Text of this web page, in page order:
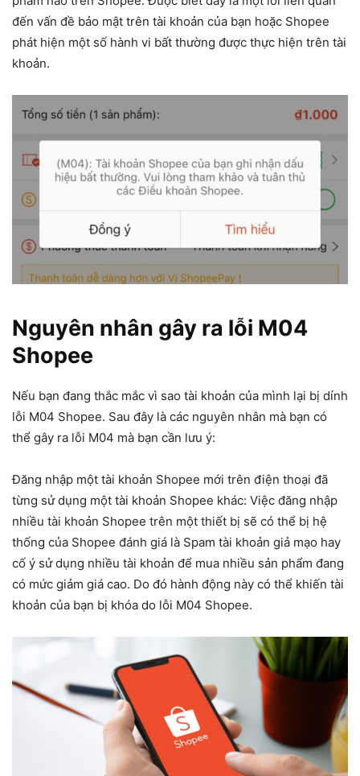
đến vấn đề bảo mật trên tài khoản của bạn hoặc Shopee
phát hiện một số hành vi bất thường được thực hiện trên tài
khoản.
Nguyên nhân gây ra lỗi M04
Shopee
Nếu bạn đang thắc mắc vì sao tài khoản của mình lại bị dính
lỗi M04 Shopee. Sau đây là các nguyên nhân mà bạn có
thể gây ra lỗi M04 mà bạn cần lưu ý:
Đăng nhập một tài khoản Shopee mới trên điện thoại đã
từng sử dụng một tài khoản Shopee khác: Việc đăng nhập
nhiều tài khoản Shopee trên một thiết bị sẽ có thể bị hệ
thống của Shopee đánh giá là Spam tài khoản giả mạo hay
cố ý sử dụng nhiều tài khoản để mua nhiều sản phẩm đang
có mức giảm giá cao. Do đó hành động này có thể khiến tài
khoản của bạn bị khóa do lỗi M04 Shopee.